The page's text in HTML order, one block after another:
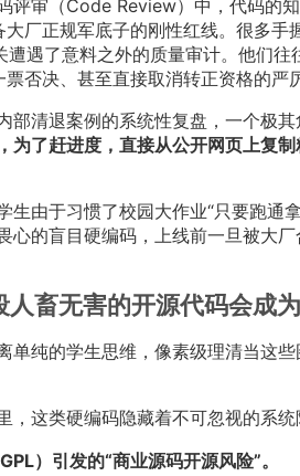
评审（Code Review）中，代码的
厂正规军底子的刚性红线。很多手
遭遇了意料之外的质量审计。他们
否决、甚至直接取消转正资格的严
部清退案例的系统性复盘，一个极
为了赶进度，直接从公开网页上复
生由于习惯了校园大作业“只要跑通
心的盲目硬编码，上线前一旦被大
畜无害的开源代码会成
单纯的学生思维，像素级理清当这
这类硬编码隐藏着不可忽视的系统
）引发的“商业源码开源风险”。